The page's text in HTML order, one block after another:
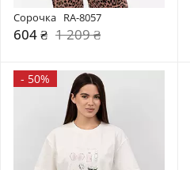
Сорочка   RA-8057
604 ₴ 1 209 ₴
- 50%